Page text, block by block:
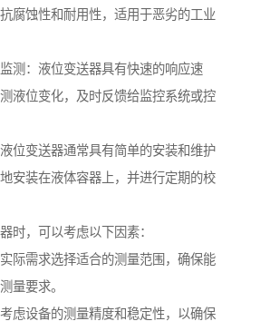
腐蚀性和耐用性，适用于恶劣的工业
测：液位变送器具有快速的响应速
液位变化，及时反馈给监控系统或控
位变送器通常具有简单的安装和维护
安装在液体容器上，并进行定期的校
时，可以考虑以下因素：
际需求选择适合的测量范围，确保能
量要求。
虑设备的测量精度和稳定性，以确保